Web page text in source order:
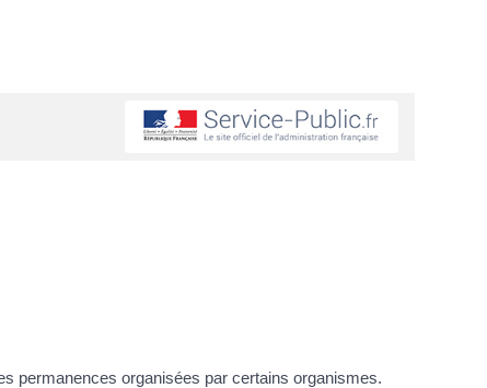
permanences organisées par certains organismes.